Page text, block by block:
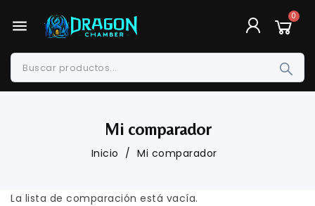
menu
Mi comparador
Inicio Mi comparador
La lista de comparación está vacía.